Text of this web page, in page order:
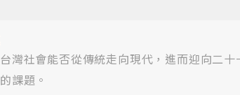
台灣社會能否從傳統走向現代，進而迎向二
的課題。